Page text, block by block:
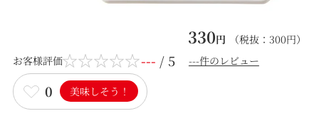
330円 （税抜：300円）
お客様評価
--- / 5 ---件のレビュー
0 美味しそう！